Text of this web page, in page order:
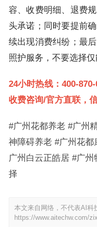
容、收费明细、退费
头承诺；同时要提前
续出现消费纠纷；最
照护服务，不要选择
24小时热线：400-
收费咨询/官方直联，
#广州花都养老 #广州
神障碍养老 #广州花
广州白云正皓居 #广
择
本文来自网络，不代表AI科
https://www.aitechw.com/